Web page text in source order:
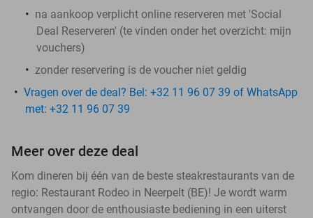
na aankoop verplicht online reserveren met 'Social
Deal Reserveren' (te vinden onder het overzicht: mijn
vouchers)
zonder reservering is de voucher niet geldig
Vragen over de deal? Bel: +32 11 96 07 39 of WhatsApp
met: +32 11 96 07 39
Meer over deze deal
Kom dineren bij één van de beste steakrestaurants van de
regio: Restaurant Rodeo in Neerpelt (BE)! Je wordt warm
ontvangen door de enthousiaste bediening in een uiterst